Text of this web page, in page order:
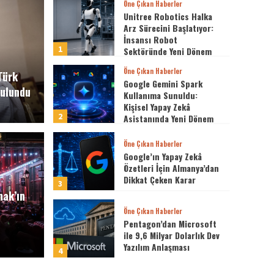
Halka Arz Sürecini
Robot Sektöründe
1
Öne Çıkan Haberler
Unitree Robotics Halka
Arz Sürecini Başlatıyor:
İnsansı Robot
Sektöründe Yeni Dönem
2
Öne Çıkan Haberler
Google Gemini Spark
Kullanıma Sunuldu:
Kişisel Yapay Zekâ
Asistanında Yeni Dönem
3
Öne Çıkan Haberler
Google’ın Yapay Zekâ
Özetleri İçin Almanya’dan
Dikkat Çeken Karar
4
Öne Çıkan Haberler
Pentagon’dan Microsoft
ile 9,6 Milyar Dolarlık Dev
Yazılım Anlaşması